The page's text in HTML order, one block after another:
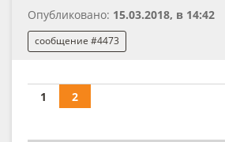
Опубликовано: 15.03.2018, в 14:42
сообщение #4473
1 2